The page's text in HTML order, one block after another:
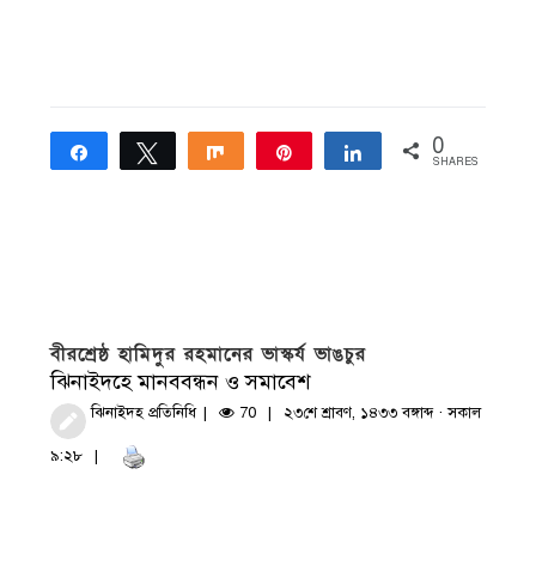
Share Tweet Share Share 0
SHARES
বীরশ্রেষ্ঠ হামিদুর রহমানের ভাস্কর্য ভাঙচুর
ঝিনাইদহে মানববন্ধন ও সমাবেশ
ঝিনাইদহ প্রতিনিধি 70 ২৩শে শ্রাবণ, ১৪৩৩ বঙ্গাব্দ · সকাল
৯:২৮